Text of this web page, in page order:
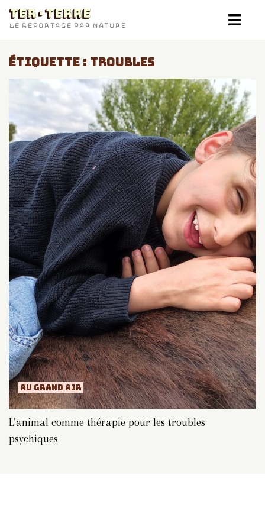
LE REPORTAGE PAR NATURE
ÉTIQUETTE : TROUBLES
AU GRAND AIR
L’animal comme thérapie pour les troubles
psychiques